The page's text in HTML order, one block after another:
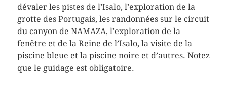
dévaler les pistes de l’Isalo, l’exploration de la
grotte des Portugais, les randonnées sur le circuit
du canyon de NAMAZA, l’exploration de la
fenêtre et de la Reine de l’Isalo, la visite de la
piscine bleue et la piscine noire et d’autres. Notez
que le guidage est obligatoire.